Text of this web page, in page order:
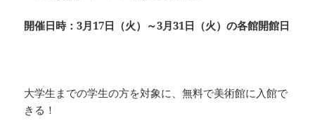
開催日時：3月17日（火）～3月31日（火）の各館開館日
大学生までの学生の方を対象に、無料で美術館に入館で
きる！